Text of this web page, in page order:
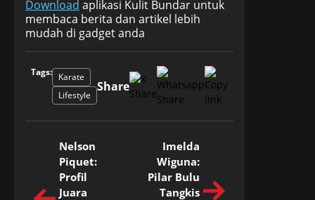
Download aplikasi Kulit Bundar untuk
membaca berita dan artikel lebih
mudah di gadget anda
Tags: Karate
Lifestyle
Share
Nelson
Piquet:
Profil
Juara
Imelda
Wiguna:
Pilar Bulu
Tangkis